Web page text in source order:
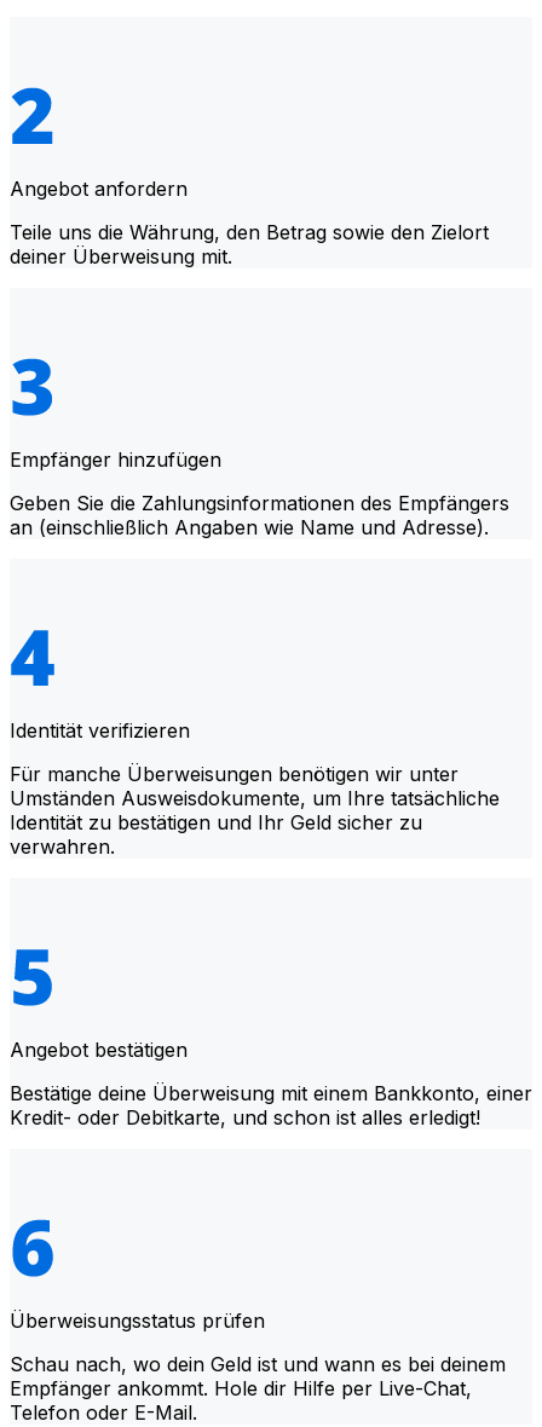
Angebot anfordern
Teile uns die Währung, den Betrag sowie den Zielort
deiner Überweisung mit.
Empfänger hinzufügen
Geben Sie die Zahlungsinformationen des Empfängers
an (einschließlich Angaben wie Name und Adresse).
Identität verifizieren
Für manche Überweisungen benötigen wir unter
Umständen Ausweisdokumente, um Ihre tatsächliche
Identität zu bestätigen und Ihr Geld sicher zu
verwahren.
Angebot bestätigen
Bestätige deine Überweisung mit einem Bankkonto, einer
Kredit- oder Debitkarte, und schon ist alles erledigt!
Überweisungsstatus prüfen
Schau nach, wo dein Geld ist und wann es bei deinem
Empfänger ankommt. Hole dir Hilfe per Live-Chat,
Telefon oder E-Mail.